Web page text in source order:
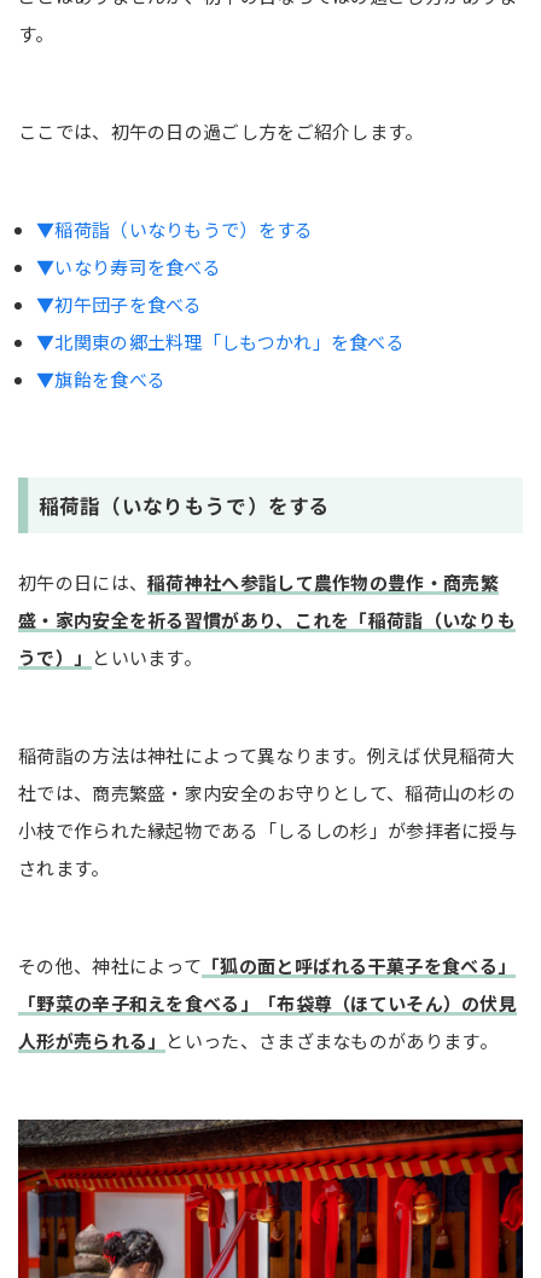
す。
ここでは、初午の日の過ごし方をご紹介します。
▼稲荷詣（いなりもうで）をする
▼いなり寿司を食べる
▼初午団子を食べる
▼北関東の郷土料理「しもつかれ」を食べる
▼旗飴を食べる
稲荷詣（いなりもうで）をする
初午の日には、稲荷神社へ参詣して農作物の豊作・商売繁
盛・家内安全を祈る習慣があり、これを「稲荷詣（いなりも
うで）」 といいます。
稲荷詣の方法は神社によって異なります。例えば伏見稲荷大
社では、商売繁盛・家内安全のお守りとして、稲荷山の杉の
小枝で作られた縁起物である「しるしの杉」が参拝者に授与
されます。
その他、神社によって 「狐の面と呼ばれる干菓子を食べる」
「野菜の辛子和えを食べる」「布袋尊（ほていそん）の伏見
人形が売られる」 といった、さまざまなものがあります。